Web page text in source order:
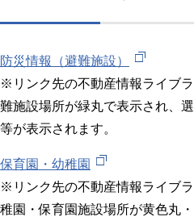
防災情報（避難施設）
※リンク先の不動産情報ライブ
難施設場所が緑丸で表示され、
等が表示されます。
保育園・幼稚園
※リンク先の不動産情報ライブ
稚園・保育園施設場所が黄色丸